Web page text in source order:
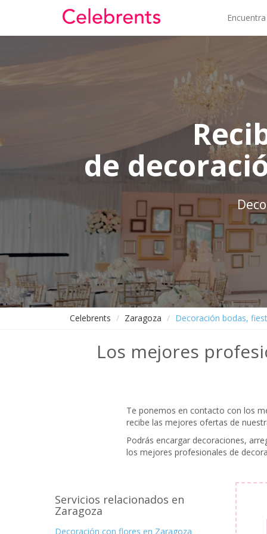
de
Celebrents Zaragoza Decoración bodas,
Los mejores
Te ponemos en contacto con los
recibe las mejores ofertas de
Podrás encargar decoraciones,
los mejores profesionales de
Servicios relacionados en
Zaragoza
Decoración con flores en Zaragoza